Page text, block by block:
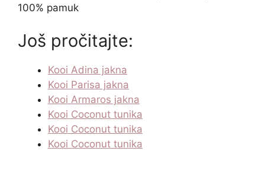
100% pamuk
Još pročitajte:
Kooi Adina jakna
Kooi Parisa jakna
Kooi Armaros jakna
Kooi Coconut tunika
Kooi Coconut tunika
Kooi Coconut tunika